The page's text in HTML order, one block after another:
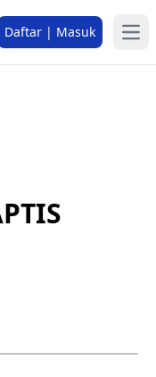
Daftar | Masuk